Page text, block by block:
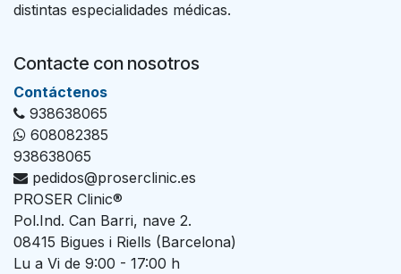
distintas especialidades médicas.
Contacte con nosotros
Con​tác​tenos
938638065
608082385
938638065
pedidos@proserclinic.es
PROSER Clinic®
Pol.Ind. Can Barri, nave 2.
08415 Bigues i Riells (Barcelona)
Lu a Vi de 9:00 - 17:00 h